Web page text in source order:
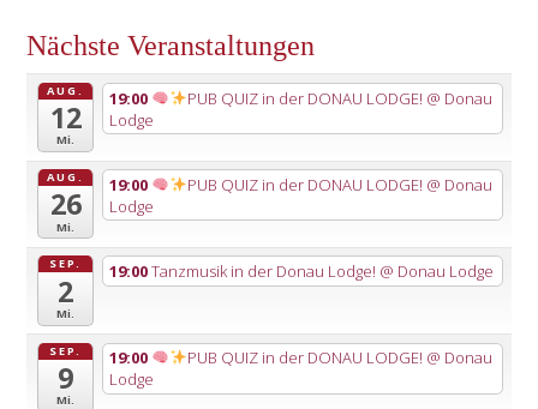
Nächste Veranstaltungen
AUG.
12
Mi.
19:00 PUB QUIZ in der DONAU LODGE! @ Donau
Lodge
AUG.
26
Mi.
19:00 PUB QUIZ in der DONAU LODGE! @ Donau
Lodge
SEP.
2
Mi.
19:00Tanzmusik in der Donau Lodge! @ Donau Lodge
SEP.
9
Mi.
19:00 PUB QUIZ in der DONAU LODGE! @ Donau
Lodge